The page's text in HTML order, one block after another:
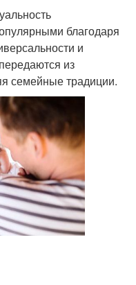
благодаря
и
из
семейные традиции.